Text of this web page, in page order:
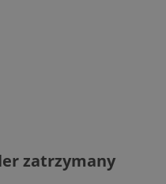
zatrzymany